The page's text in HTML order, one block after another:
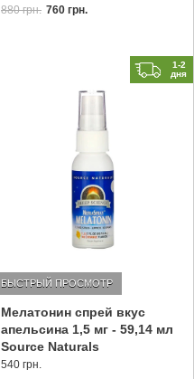
880 грн. 760 грн.
1-2
дня
Мелатонин спрей вкус
апельсина 1,5 мг - 59,14 мл
Source Naturals
БЫСТРЫЙ ПРОСМОТР
540 грн.